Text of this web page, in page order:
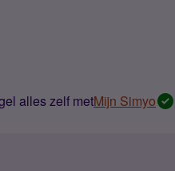
alles zelf metMijn Simyo